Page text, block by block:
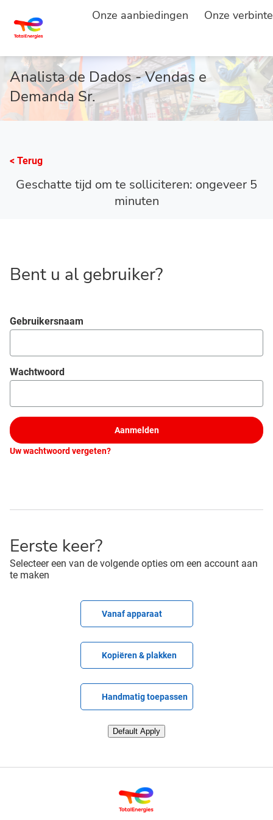
Onze aanbiedingen Onze
Analista de Dados - Vendas e
Demanda Sr.
< Terug
Geschatte tijd om te solliciteren: ongeveer 5
minuten
Bent u al gebruiker?
Aanmelden
Gebruikersnaam
Wachtwoord
Aanmelden
Uw wachtwoord vergeten?
Eerste keer?
Selecteer een van de volgende opties om een account aan
te maken
Vanaf apparaat
Kopiëren & plakken
Handmatig toepassen
Default Apply
CV uploaden via LinkedIn